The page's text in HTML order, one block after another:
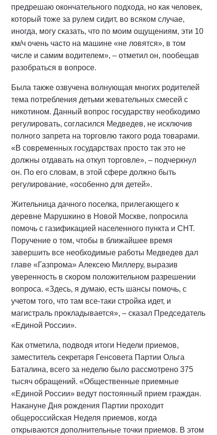
предрешаю окончательного подхода, но как человек,
который тоже за рулем сидит, во всяком случае,
иногда, могу сказать, что по моим ощущениям, эти 10
км/ч очень часто на машине «не ловятся», в том
числе и самим водителем», – отметил он, пообещав
разобраться в вопросе.
Была также озвучена волнующая многих родителей
тема потребления детьми жевательных смесей с
никотином. Данный вопрос государству необходимо
регулировать, согласился Медведев, не исключив
полного запрета на торговлю такого рода товарами.
«В современных государствах просто так это не
должны отдавать на откуп торговле», – подчеркнул
он. По его словам, в этой сфере должно быть
регулирование, «особенно для детей».
Жительница дачного поселка, прилегающего к
деревне Марушкино в Новой Москве, попросила
помочь с газификацией населенного пункта и СНТ.
Поручение о том, чтобы в ближайшее время
завершить все необходимые работы Медведев дал
главе «Газпрома» Алексею Миллеру, выразив
уверенность в скором положительном разрешении
вопроса. «Здесь, я думаю, есть шансы помочь, с
учетом того, что там все-таки стройка идет, и
магистраль прокладывается», – сказал Председатель
«Единой России».
Как отметила, подводя итоги Недели приемов,
заместитель секретаря Генсовета Партии Ольга
Баталина, всего за неделю было рассмотрено 375
тысяч обращений. «Общественные приемные
«Единой России» ведут постоянный прием граждан.
Накануне Дня рождения Партии проходит
общероссийская Неделя приемов, когда
открываются дополнительные точки приемов. В этом